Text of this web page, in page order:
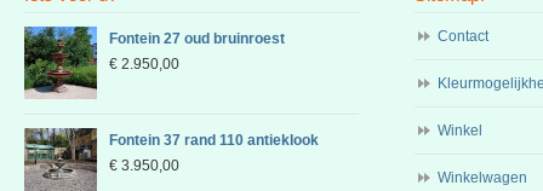
Fontein 27 oud bruinroest
€ 2.950,00
Fontein 37 rand 110 antieklook
€ 3.950,00
Contact
Winkel
Winkelwagen